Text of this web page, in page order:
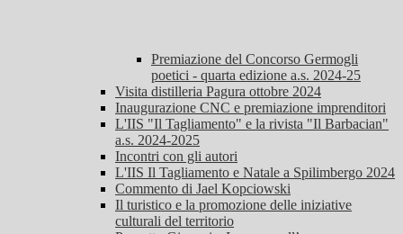
Premiazione del Concorso Germogli
poetici - quarta edizione a.s. 2024-25
Visita distilleria Pagura ottobre 2024
Inaugurazione CNC e premiazione imprenditori
L'IIS "Il Tagliamento" e la rivista "Il Barbacian"
a.s. 2024-2025
Incontri con gli autori
L'IIS Il Tagliamento e Natale a Spilimbergo 2024
Commento di Jael Kopciowski
Il turistico e la promozione delle iniziative
culturali del territorio